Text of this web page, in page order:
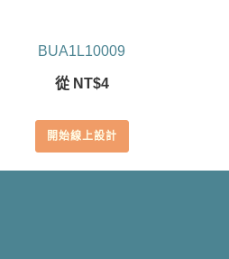
BUA1L10009
從 NT$4
開始線上設計